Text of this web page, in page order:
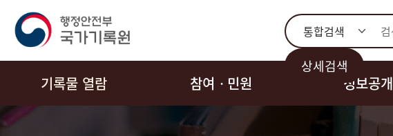
통합검색
상세검색
기록물 열람 참여ㆍ민원 정보공개